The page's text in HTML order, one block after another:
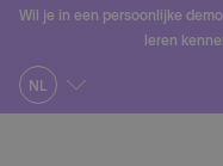
Skip
content
Wil je in een persoonlijke
leren
NL